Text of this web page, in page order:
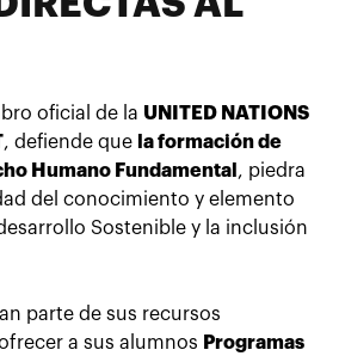
oficial de la UNITED NATIONS
, defiende que la formación de
Humano Fundamental , piedra
del conocimiento y elemento
Sostenible y la inclusión
parte de sus recursos
a sus alumnos Programas